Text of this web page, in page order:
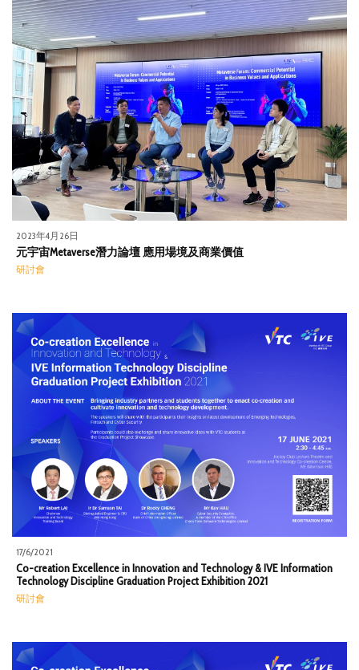
2023年4月26日
元宇宙Metaverse潛力論壇 應用場境及商業價值
研討會
17/6/2021
Co-creation Excellence in Innovation and Technology & IVE Information
Technology Discipline Graduation Project Exhibition 2021
研討會